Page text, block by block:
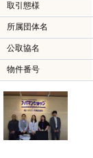
取引態様
所属団体名
公取協名
物件番号